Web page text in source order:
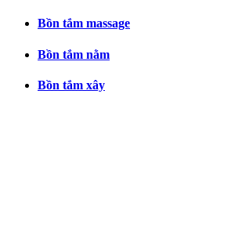
Bồn tắm massage
Bồn tắm nằm
Bồn tắm xây